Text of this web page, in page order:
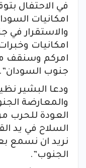
في الاحتفال
امكانيات
والاستقرار في
امكانيات
امركم وسنقف
جنوب السودان”.
ودعا البشير
والمعارضة
العودة للحرب
السلاح في يد
نريد ان نسمع
الجنوب”.